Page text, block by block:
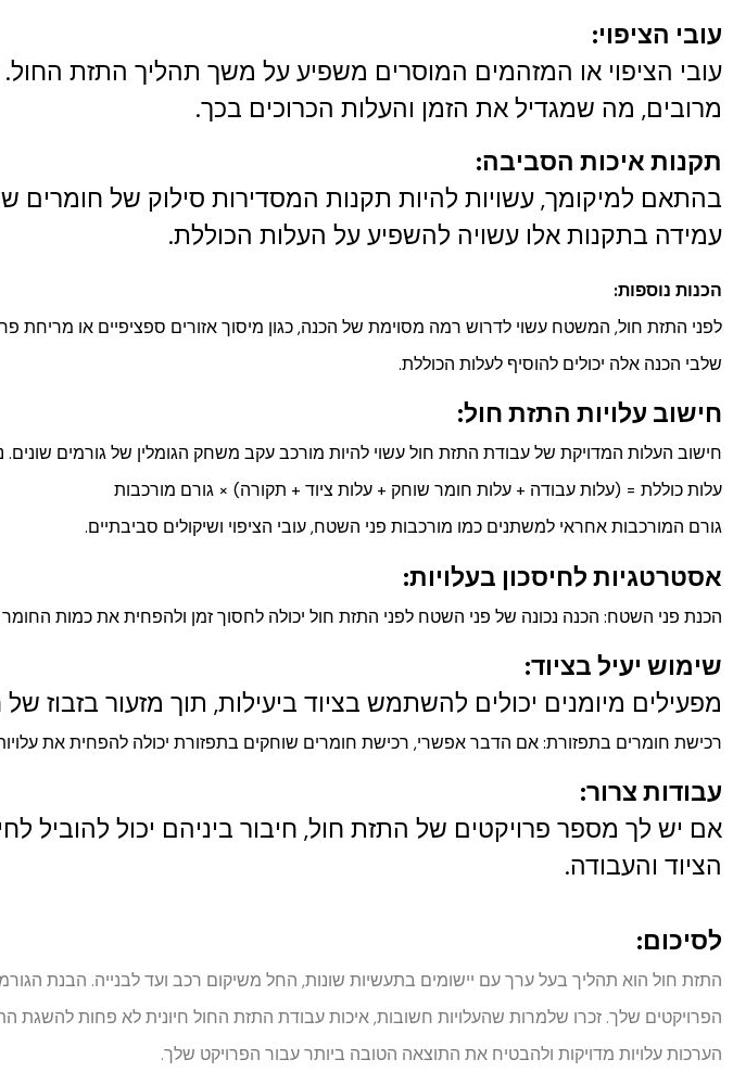
עובי הציפוי:
עובי הציפוי או המזהמים המוסרים משפיע על משך תהליך התזת
מרובים, מה שמגדיל את הזמן והעלות הכרוכים בכך.
תקנות איכות הסביבה:
בהתאם למיקומך, עשויות להיות תקנות המסדירות סילוק של חומרים
עמידה בתקנות אלו עשויה להשפיע על העלות הכוללת.
הכנות נוספות:
לפני התזת חול, המשטח עשוי לדרוש רמה מסוימת של הכנה, כגון מיסוך אזורים ספציפיים או מריחת
שלבי הכנה אלה יכולים להוסיף לעלות הכוללת.
חישוב עלויות התזת חול:
חישוב העלות המדויקת של עבודת התזת חול עשוי להיות מורכב עקב משחק הגומלין של גורמים שונים.
עלות כוללת = (עלות עבודה + עלות חומר שוחק + עלות ציוד + תקורה) × גורם מורכבות
גורם המורכבות אחראי למשתנים כמו מורכבות פני השטח, עובי הציפוי ושיקולים סביבתיים.
אסטרטגיות לחיסכון בעלויות:
הכנת פני השטח: הכנה נכונה של פני השטח לפני התזת חול יכולה לחסוך זמן ולהפחית את כמות
שימוש יעיל בציוד:
מפעילים מיומנים יכולים להשתמש בציוד ביעילות, תוך מזעור בזבוז
רכישת חומרים בתפזורת: אם הדבר אפשרי, רכישת חומרים שוחקים בתפזורת יכולה להפחית את
עבודות צרור:
אם יש לך מספר פרויקטים של התזת חול, חיבור ביניהם יכול להוביל
הציוד והעבודה.
לסיכום:
התזת חול הוא תהליך בעל ערך עם יישומים בתעשיות שונות, החל משיקום רכב ועד לבנייה. הבנת
הפרויקטים שלך. זכרו שלמרות שהעלויות חשובות, איכות עבודת התזת החול חיונית לא פחות להשגת
הערכות עלויות מדויקות ולהבטיח את התוצאה הטובה ביותר עבור הפרויקט שלך.